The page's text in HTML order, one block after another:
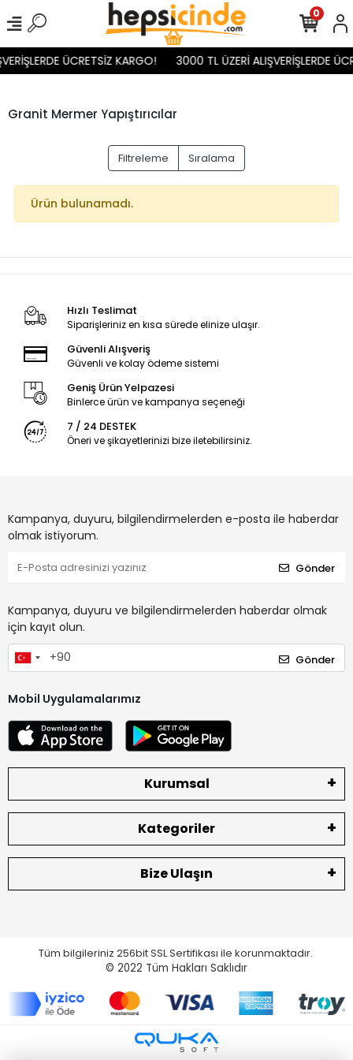
ÜCRETSİZ KARGO! 3000 TL ÜZERİ ALIŞVERİŞLERDE
0
Granit Mermer Yapıştırıcılar
Filtreleme Sıralama
Ürün bulunamadı.
Hızlı Teslimat
Siparişleriniz en kısa sürede elinize ulaşır.
Güvenli Alışveriş
Güvenli ve kolay ödeme sistemi
Geniş Ürün Yelpazesi
Binlerce ürün ve kampanya seçeneği
7 / 24 DESTEK
Öneri ve şikayetlerinizi bize iletebilirsiniz.
Kampanya, duyuru, bilgilendirmelerden e-posta ile haberdar
olmak istiyorum.
Gönder
Kampanya, duyuru ve bilgilendirmelerden haberdar olmak
için kayıt olun.
Gönder
Mobil Uygulamalarımız
Kurumsal
Kategoriler
Bize Ulaşın
Tüm bilgileriniz 256bit SSL Sertifikası ile korunmaktadır.
© 2022 Tüm Hakları Saklıdır